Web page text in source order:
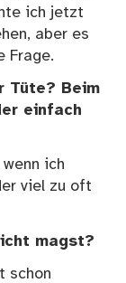
ich jetzt
aber es
Frage.
Tüte? Beim
einfach
ich
viel zu oft
magst?
schon